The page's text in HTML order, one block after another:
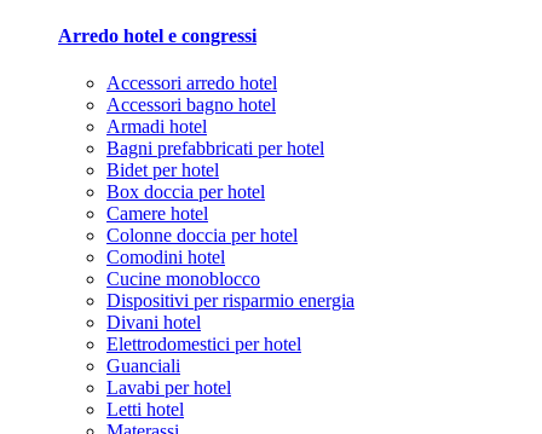
Arredo hotel e congressi
Accessori arredo hotel
Accessori bagno hotel
Armadi hotel
Bagni prefabbricati per hotel
Bidet per hotel
Box doccia per hotel
Camere hotel
Colonne doccia per hotel
Comodini hotel
Cucine monoblocco
Dispositivi per risparmio energia
Divani hotel
Elettrodomestici per hotel
Guanciali
Lavabi per hotel
Letti hotel